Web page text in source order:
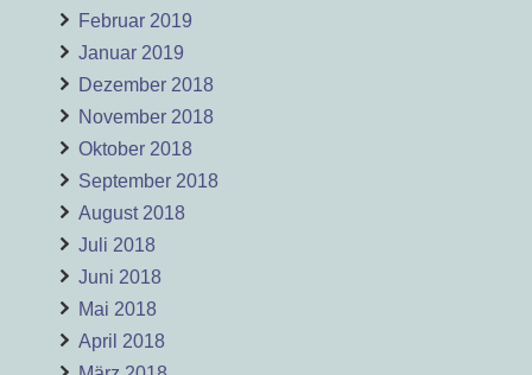
Februar 2019
Januar 2019
Dezember 2018
November 2018
Oktober 2018
September 2018
August 2018
Juli 2018
Juni 2018
Mai 2018
April 2018